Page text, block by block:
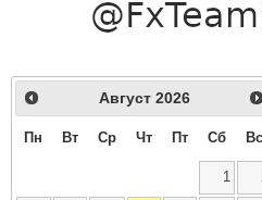
Август 2026
Пн Вт Ср Чт Пт Сб Вс
1